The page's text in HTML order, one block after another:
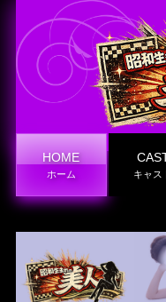
HOME
ホーム キャス